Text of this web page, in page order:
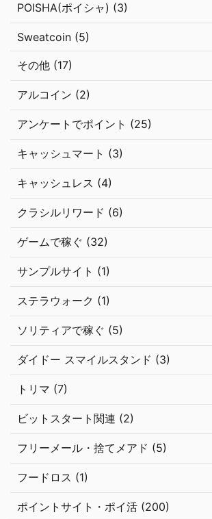
POISHA(ポイシャ) (3)
Sweatcoin (5)
その他 (17)
アルコイン (2)
アンケートでポイント (25)
キャッシュマート (3)
キャッシュレス (4)
クラシルリワード (6)
ゲームで稼ぐ (32)
サンプルサイト (1)
ステラウォーク (1)
ソリティアで稼ぐ (5)
ダイドー スマイルスタンド (3)
トリマ (7)
ビットスタート関連 (2)
フリーメール・捨てメアド (5)
フードロス (1)
ポイントサイト・ポイ活 (200)